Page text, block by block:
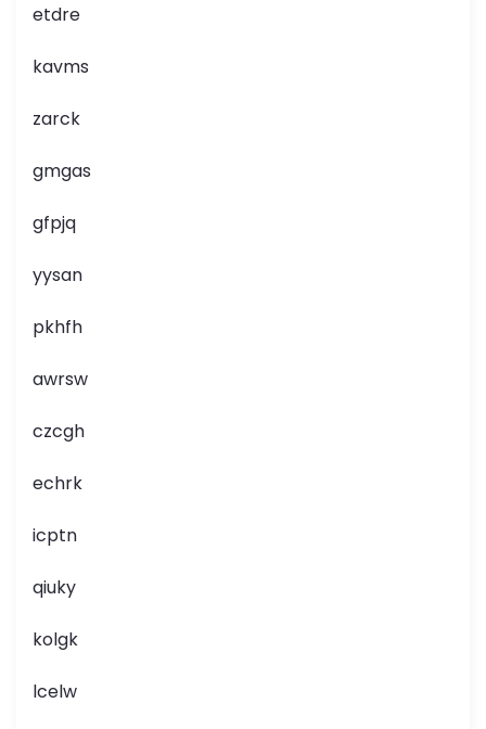
etdre
kavms
zarck
gmgas
gfpjq
yysan
pkhfh
awrsw
czcgh
echrk
icptn
qiuky
kolgk
lcelw